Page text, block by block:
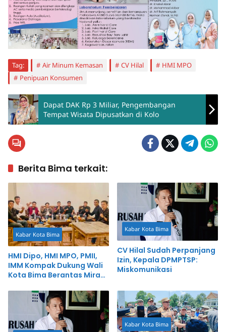
Tag: Air Minum Kemasan CV Hilal
HMI MPO
Penipuan Konsumen
Dapat DAK Rp 3 Miliar, Pengembangan
Tempat Wisata Dipusatkan di Kolo
Berita Bima terkait:
Kabar Kota Bima
HMI Dipo, HMI MPO, PMII,
IMM Kompak Dukung Wali
Kota Bima Berantas Miras
Kabar Kota Bima
CV Hilal Sudah Perpanjang
Izin, Kepala DPMPTSP:
Miskomunikasi
Kabar Kota Bima